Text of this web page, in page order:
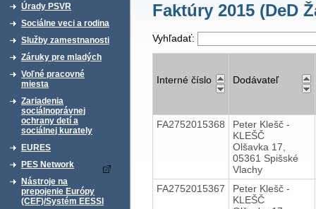
Úrady PSVR
Sociálne veci a rodina
Služby zamestnanosti
Záruky pre mladých
Voľné pracovné
miesta
Zariadenia
sociálnoprávnej
ochrany detí a
sociálnej kurately
EURES
PES Network
Nástroje na
prepojenie Európy
(CEF)/Systém EESSI
Faktúry 2015 (DeD
Vyhľadať:
Interné číslo Dodávateľ
FA2752015368
Peter Klešč -
KLEŠČ
Olšavka 17,
05361 Spišské
Vlachy
FA2752015367
Peter Klešč -
KLEŠČ